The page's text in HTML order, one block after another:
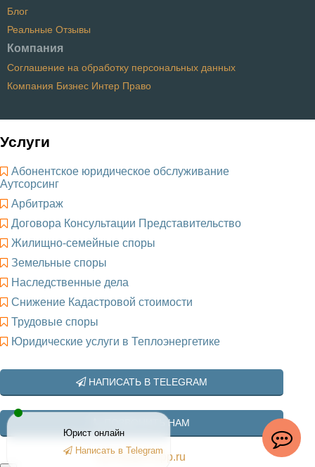
Блог
Реальные Отзывы
Компания
Соглашение на обработку персональных данных
Компания Бизнес Интер Право
Услуги
Абонентское юридическое обслуживание
Аутсорсинг
Арбитраж
Договора Консультации Представительство
Жилищно-семейные споры
Земельные споры
Наследственные дела
Снижение Кадастровой стоимости
Трудовые споры
Юридические услуги в Теплоэнергетике
НАПИСАТЬ В TELEGRAM
ПОЗВОНИТЬ НАМ
info@24npp.ru
Юрист онлайн
Написать в Telegram